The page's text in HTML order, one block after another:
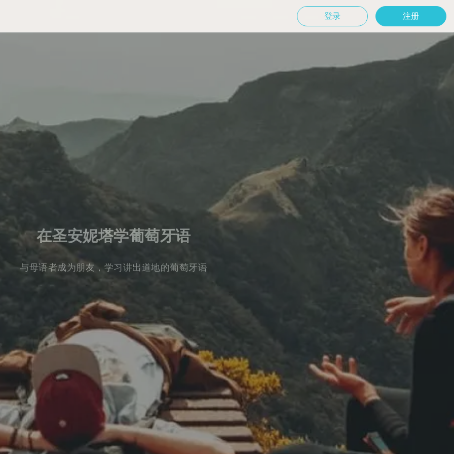
登录 注册
在圣安妮塔学葡萄牙语
与母语者成为朋友，学习讲出道地的葡萄牙语